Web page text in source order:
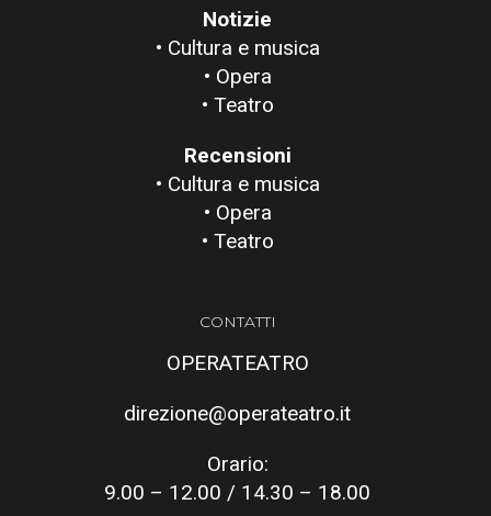
Notizie
• Cultura e musica
• Opera
• Teatro
Recensioni
• Cultura e musica
• Opera
• Teatro
CONTATTI
OPERATEATRO
direzione@operateatro.it
Orario:
9.00 – 12.00 / 14.30 – 18.00